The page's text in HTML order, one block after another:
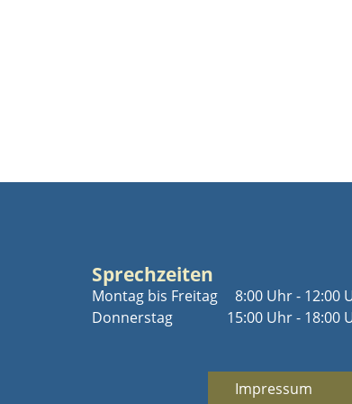
Sprechzeiten
Montag bis Freitag
Donnerstag
8:00 Uhr - 12:00
15:00 Uhr - 18:00
Impressum